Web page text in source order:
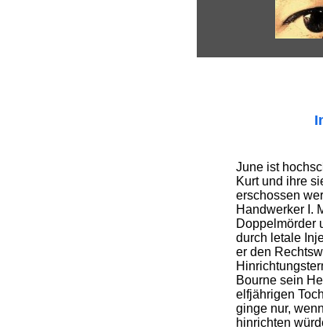
June ist
Kurt und ihre
erschossen
Handwerker I.
Doppelmörder
durch letale
er den
Bourne sein
elfjährigen
ginge nur,
hinrichten